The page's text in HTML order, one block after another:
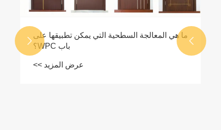
ما هي المعالجة السطحية التي يمكن تطبيقها على
باب WPC؟
عرض المزيد >>

